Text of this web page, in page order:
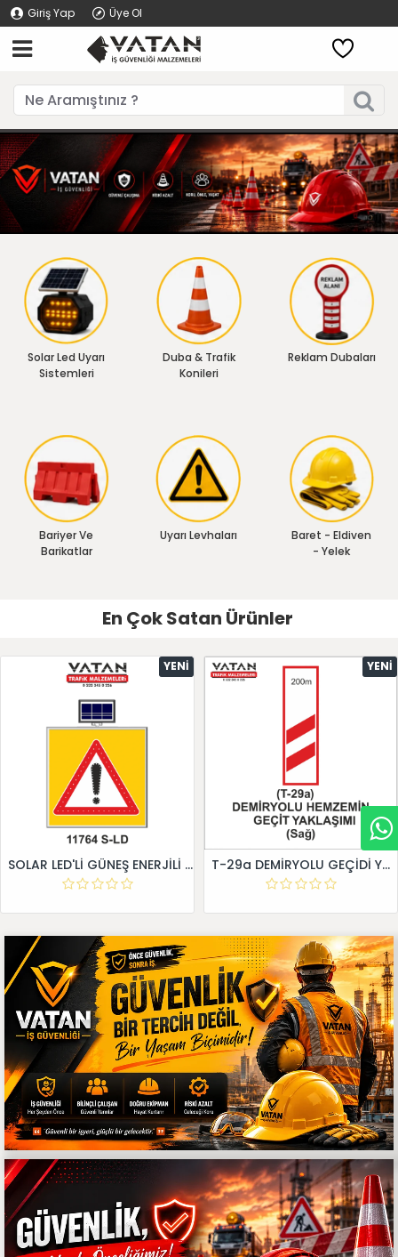
Giriş Yap Üye Ol
Solar Led Uyarı
Sistemleri
Duba & Trafik
Konileri
Reklam Dubaları
Bariyer Ve
Barikatlar
Uyarı Levhaları
Baret - Eldiven
- Yelek
En Çok Satan Ürünler
YENI
SOLAR LED'Lİ GÜNEŞ ENERJİLİ LEVHA
YENI
T-29a DEMİRYOLU GEÇİDİ YAKLAŞIM LEVHALARI (Sağ)